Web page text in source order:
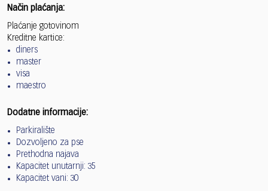
Način plaćanja:
Plaćanje gotovinom
Kreditne kartice:
diners
master
visa
maestro
Dodatne informacije:
Parkiralište
Dozvoljeno za pse
Prethodna najava
Kapacitet unutarnji: 35
Kapacitet vani: 30